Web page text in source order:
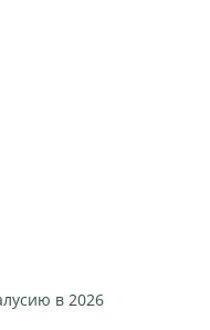
в 2026